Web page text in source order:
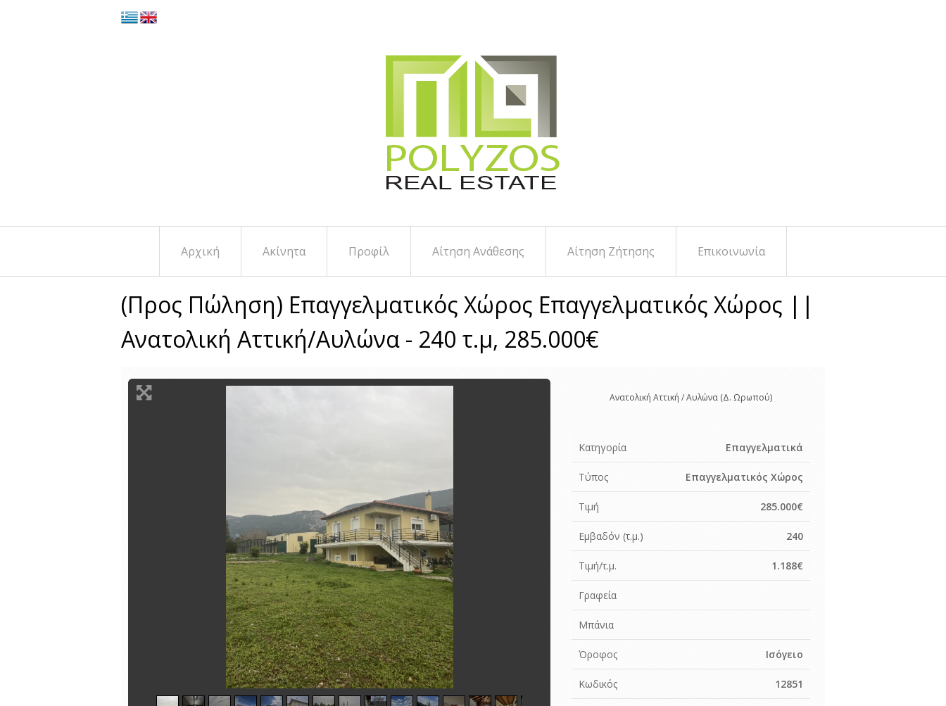
Αρχική Ακίνητα Προφίλ Αίτηση Ανάθεσης Αίτηση Ζήτησης Επικοινωνία
(Προς Πώληση) Επαγγελματικός Χώρος Επαγγελματικός Χώρος ||
Ανατολική Αττική/Αυλώνα - 240 τ.μ, 285.000€
Ανατολική Αττική / Αυλώνα (Δ. Ωρωπού)
Κατηγορία Επαγγελματικά
Τύπος Επαγγελματικός Χώρος
Τιμή 285.000€
Εμβαδόν (τ.μ.) 240
Τιμή/τ.μ. 1.188€
Γραφεία
Μπάνια
Όροφος Ισόγειο
Κωδικός 12851